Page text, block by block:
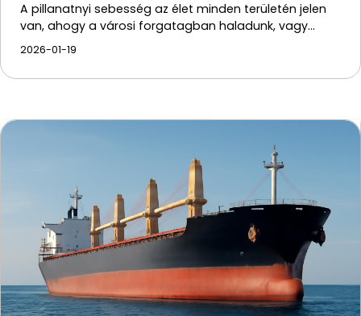
A pillanatnyi sebesség az élet minden területén jelen
van, ahogy a városi forgatagban haladunk, vagy…
2026-01-19